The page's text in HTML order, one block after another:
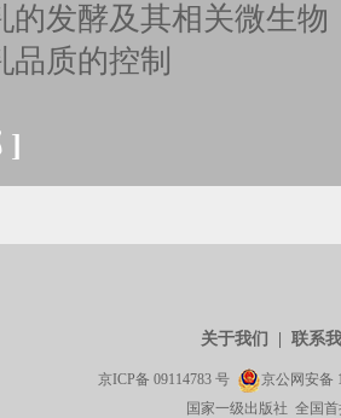
的发酵及其相关微生物
品质的控制
]
关于我们 联系
京ICP备 09114783 号 京公网安备
国家一级出版社 全国